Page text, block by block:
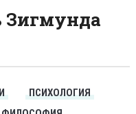
ПСИХОЛОГИЯ